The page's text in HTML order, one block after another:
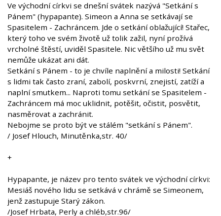
Ve východní církvi se dnešní svátek nazývá "Setkání s
Pánem" (hypapante). Simeon a Anna se setkávají se
Spasitelem - Zachráncem. Jde o setkání oblažující! Stařec,
který toho ve svém životě už tolik zažil, nyní prožívá
vrcholné štěstí, uviděl Spasitele. Nic většího už mu svět
nemůže ukázat ani dát.
Setkání s Pánem - to je chvíle naplnění a milosti! Setkání
s lidmi tak často zraní, zabolí, poskvrní, znejistí, zatíží a
naplní smutkem... Naproti tomu setkání se Spasitelem -
Zachráncem má moc uklidnit, potěšit, očistit, posvětit,
nasměrovat a zachránit.
Nebojme se proto být ve stálém "setkání s Pánem".
/ Josef Hlouch, Minutěnka,str. 40/
+
Hypapante, je název pro tento svátek ve východní církvi:
Mesiáš nového lidu se setkává v chrámě se Simeonem,
jenž zastupuje Starý zákon.
/Josef Hrbata, Perly a chléb,str.96/